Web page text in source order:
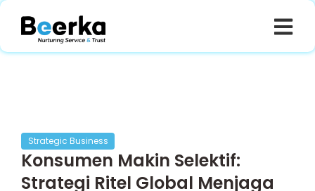
Strategic Business
Konsumen Makin Selektif:
Strategi Ritel Global Menjaga